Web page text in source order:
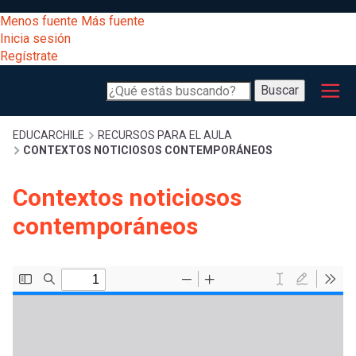
al
contenido
principal
[Educarchile
Escritorio]
Menú
entrar
a
Menos fuente Más fuente
Inicia sesión
Regístrate
Buscar
Buscar
Menú
principal
Desarrollo
Expand
Gestión
Expand
Comunidad
Expand
Expand
Sobrescribir
enlaces
de
ayuda
EDUCARCHILE
RECURSOS PARA EL AULA
CONTEXTOS NOTICIOSOS CONTEMPORÁNEOS
Contextos noticiosos
contemporáneos